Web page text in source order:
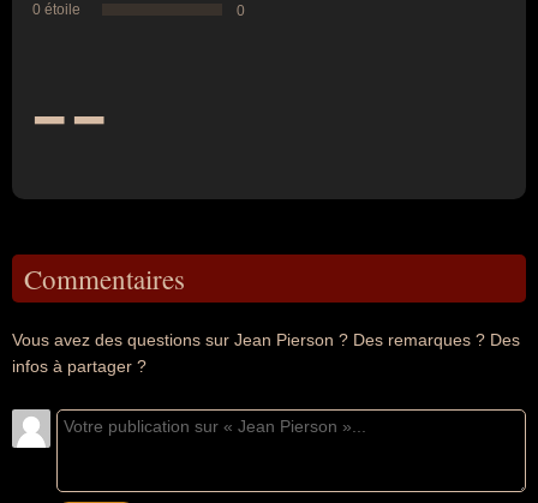
0 étoile
0
--
Commentaires
Vous avez des questions sur Jean Pierson ? Des remarques ? Des
infos à partager ?